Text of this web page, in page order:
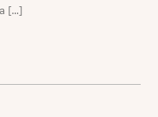
[...]